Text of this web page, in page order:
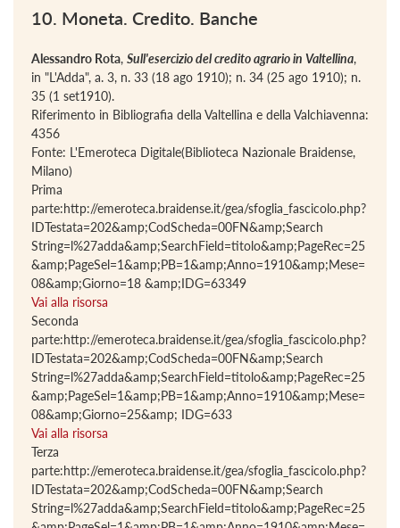
10. Moneta. Credito. Banche
Alessandro Rota, Sull'esercizio del credito agrario in Valtellina,
in "L'Adda", a. 3, n. 33 (18 ago 1910); n. 34 (25 ago 1910); n.
35 (1 set1910).
Riferimento in Bibliografia della Valtellina e della Valchiavenna:
4356
Fonte: L'Emeroteca Digitale(Biblioteca Nazionale Braidense,
Milano)
Prima
parte:http://emeroteca.braidense.it/gea/sfoglia_fascicolo.php?
IDTestata=202&amp;CodScheda=00FN&amp;Search
String=l%27adda&amp;SearchField=titolo&amp;PageRec=25
&amp;PageSel=1&amp;PB=1&amp;Anno=1910&amp;Mese=
08&amp;Giorno=18 &amp;IDG=63349
Vai alla risorsa
Seconda
parte:http://emeroteca.braidense.it/gea/sfoglia_fascicolo.php?
IDTestata=202&amp;CodScheda=00FN&amp;Search
String=l%27adda&amp;SearchField=titolo&amp;PageRec=25
&amp;PageSel=1&amp;PB=1&amp;Anno=1910&amp;Mese=
08&amp;Giorno=25&amp; IDG=633
Vai alla risorsa
Terza
parte:http://emeroteca.braidense.it/gea/sfoglia_fascicolo.php?
IDTestata=202&amp;CodScheda=00FN&amp;Search
String=l%27adda&amp;SearchField=titolo&amp;PageRec=25